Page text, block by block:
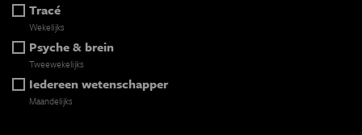
Tracé
Wekelijks
Psyche & brein
Tweewekelijks
Iedereen wetenschapper
Maandelijks